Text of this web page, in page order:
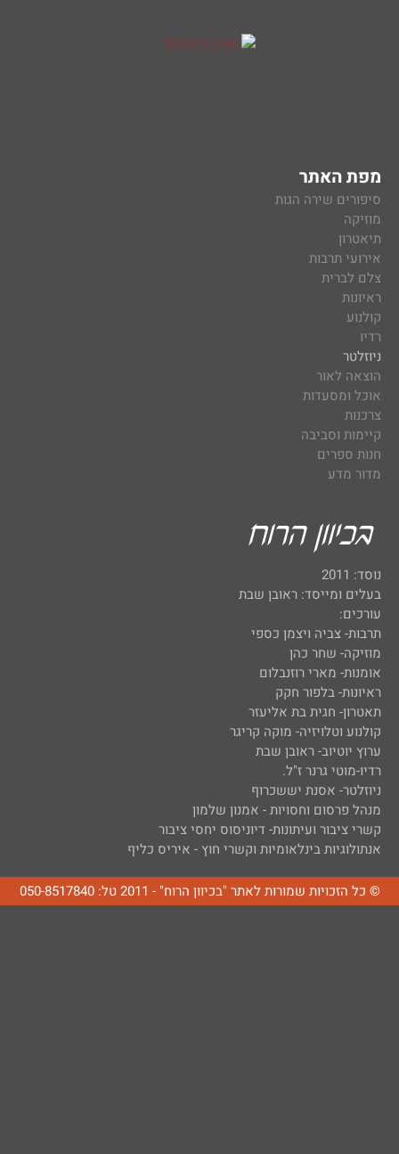
מפת האתר
סיפורים שירה הגות
מוזיקה
תיאטרון
אירועי תרבות
צלם לברית
ראיונות
קולנוע
רדיו
ניוזלטר
הוצאה לאור
אוכל ומסעדות
צרכנות
קיימות וסביבה
חנות ספרים
מדור מדע
נוסד: 2011
בעלים ומייסד: ראובן שבת
עורכים:
תרבות- צביה ויצמן כספי
מוזיקה- שחר כהן
אומנות- מארי רוזנבלום
ראיונות- בלפור חקק
תאטרון- חגית בת אליעזר
קולנוע וטלויזיה- מוקה קריגר
ערוץ יוטיוב- ראובן שבת
רדיו-מוטי גרנר ז"ל.
ניוזלטר- אסנת יששכרוף
מנהל פרסום וחסויות - אמנון שלמון
קשרי ציבור ועיתונות- דיוניסוס יחסי ציבור
אנתולוגיות בינלאומיות וקשרי חוץ - איריס כליף
© כל הזכויות שמורות לאתר "בכיוון הרוח" - 2011 טל: 050-8517840